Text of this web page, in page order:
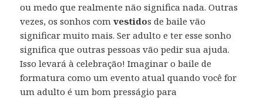
ou medo que realmente não significa nada. Outras
vezes, os sonhos comvestidos de baile vão
significar muito mais. Ser adulto e ter esse sonho
significa que outras pessoas vão pedir sua ajuda.
Isso levará à celebração! Imaginar o baile de
formatura como um evento atual quando você for
um adulto é um bom presságio para